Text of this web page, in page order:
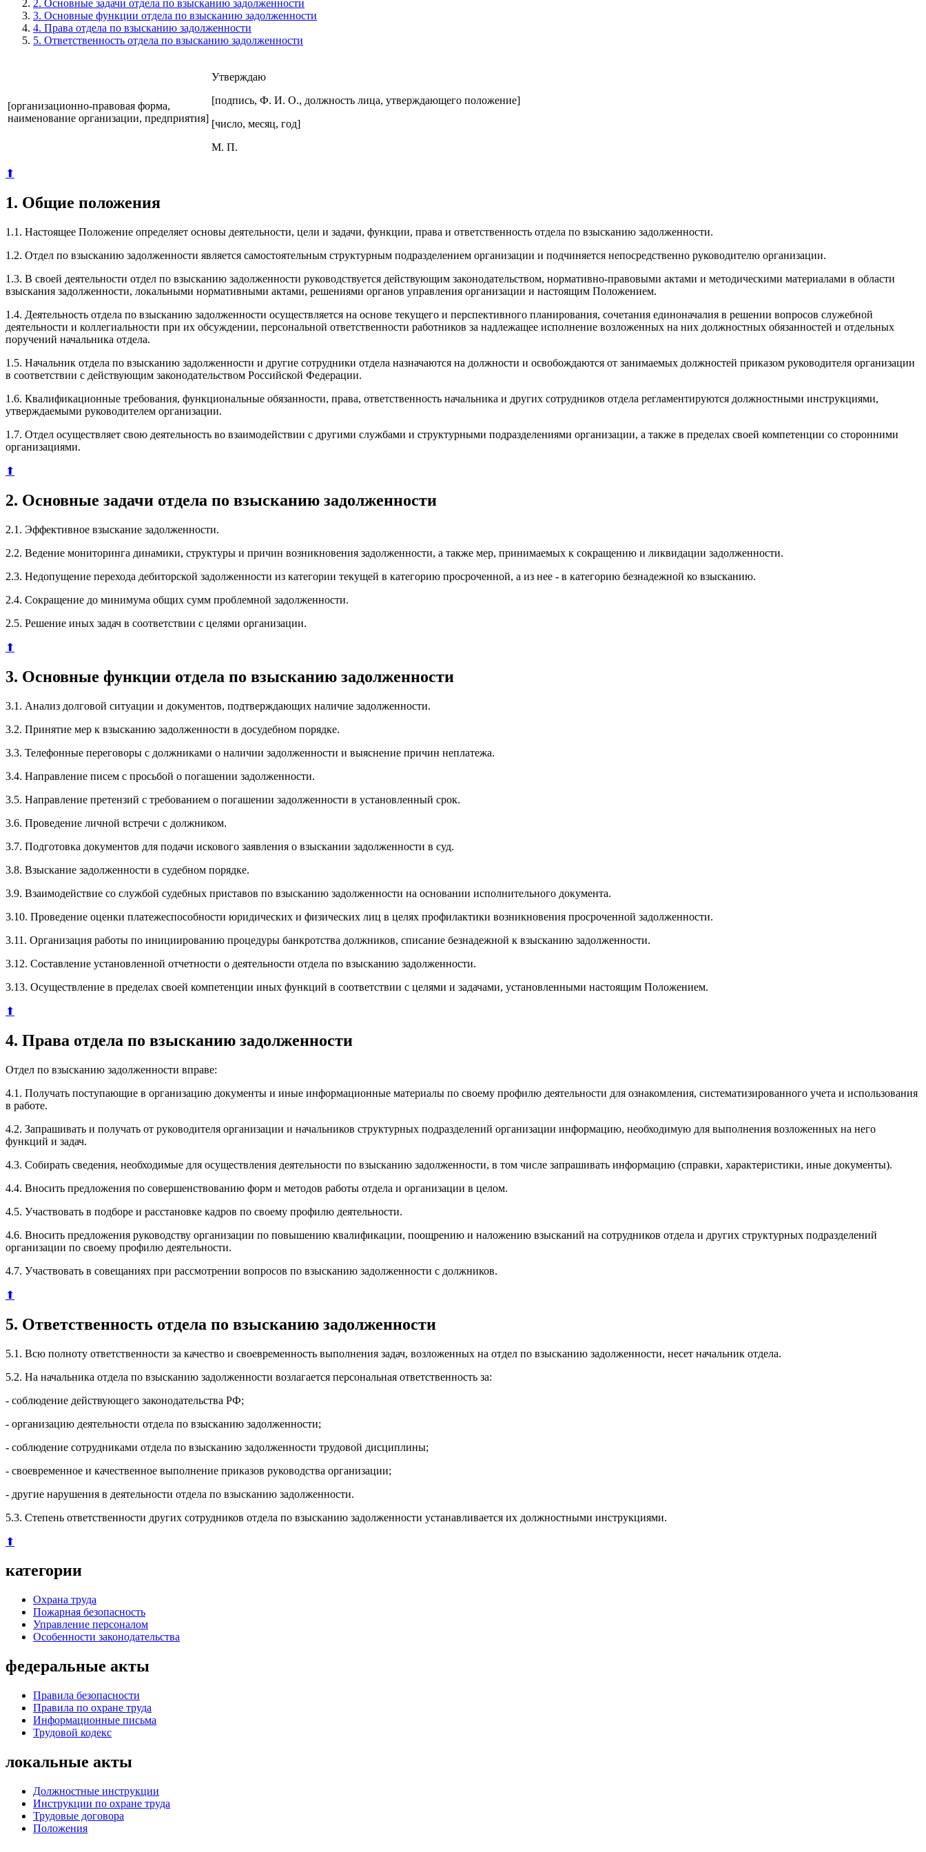
2. Основные задачи отдела по взысканию задолженности
3. Основные функции отдела по взысканию задолженности
4. Права отдела по взысканию задолженности
5. Ответственность отдела по взысканию задолженности
[организационно-правовая форма,
наименование организации, предприятия]
Утверждаю
[подпись, Ф. И. О., должность лица, утверждающего положение]
[число, месяц, год]
М. П.
⬆
1. Общие положения
1.1. Настоящее Положение определяет основы деятельности, цели и задачи, функции, права и ответственность отдела по взысканию задолженности.
1.2. Отдел по взысканию задолженности является самостоятельным структурным подразделением организации и подчиняется непосредственно руководителю организации.
1.3. В своей деятельности отдел по взысканию задолженности руководствуется действующим законодательством, нормативно-правовыми актами и методическими материалами в области
взыскания задолженности, локальными нормативными актами, решениями органов управления организации и настоящим Положением.
1.4. Деятельность отдела по взысканию задолженности осуществляется на основе текущего и перспективного планирования, сочетания единоначалия в решении вопросов служебной
деятельности и коллегиальности при их обсуждении, персональной ответственности работников за надлежащее исполнение возложенных на них должностных обязанностей и отдельных
поручений начальника отдела.
1.5. Начальник отдела по взысканию задолженности и другие сотрудники отдела назначаются на должности и освобождаются от занимаемых должностей приказом руководителя организации
в соответствии с действующим законодательством Российской Федерации.
1.6. Квалификационные требования, функциональные обязанности, права, ответственность начальника и других сотрудников отдела регламентируются должностными инструкциями,
утверждаемыми руководителем организации.
1.7. Отдел осуществляет свою деятельность во взаимодействии с другими службами и структурными подразделениями организации, а также в пределах своей компетенции со сторонними
организациями.
⬆
2. Основные задачи отдела по взысканию задолженности
2.1. Эффективное взыскание задолженности.
2.2. Ведение мониторинга динамики, структуры и причин возникновения задолженности, а также мер, принимаемых к сокращению и ликвидации задолженности.
2.3. Недопущение перехода дебиторской задолженности из категории текущей в категорию просроченной, а из нее - в категорию безнадежной ко взысканию.
2.4. Сокращение до минимума общих сумм проблемной задолженности.
2.5. Решение иных задач в соответствии с целями организации.
⬆
3. Основные функции отдела по взысканию задолженности
3.1. Анализ долговой ситуации и документов, подтверждающих наличие задолженности.
3.2. Принятие мер к взысканию задолженности в досудебном порядке.
3.3. Телефонные переговоры с должниками о наличии задолженности и выяснение причин неплатежа.
3.4. Направление писем с просьбой о погашении задолженности.
3.5. Направление претензий с требованием о погашении задолженности в установленный срок.
3.6. Проведение личной встречи с должником.
3.7. Подготовка документов для подачи искового заявления о взыскании задолженности в суд.
3.8. Взыскание задолженности в судебном порядке.
3.9. Взаимодействие со службой судебных приставов по взысканию задолженности на основании исполнительного документа.
3.10. Проведение оценки платежеспособности юридических и физических лиц в целях профилактики возникновения просроченной задолженности.
3.11. Организация работы по инициированию процедуры банкротства должников, списание безнадежной к взысканию задолженности.
3.12. Составление установленной отчетности о деятельности отдела по взысканию задолженности.
3.13. Осуществление в пределах своей компетенции иных функций в соответствии с целями и задачами, установленными настоящим Положением.
⬆
4. Права отдела по взысканию задолженности
Отдел по взысканию задолженности вправе:
4.1. Получать поступающие в организацию документы и иные информационные материалы по своему профилю деятельности для ознакомления, систематизированного учета и использования
в работе.
4.2. Запрашивать и получать от руководителя организации и начальников структурных подразделений организации информацию, необходимую для выполнения возложенных на него
функций и задач.
4.3. Собирать сведения, необходимые для осуществления деятельности по взысканию задолженности, в том числе запрашивать информацию (справки, характеристики, иные документы).
4.4. Вносить предложения по совершенствованию форм и методов работы отдела и организации в целом.
4.5. Участвовать в подборе и расстановке кадров по своему профилю деятельности.
4.6. Вносить предложения руководству организации по повышению квалификации, поощрению и наложению взысканий на сотрудников отдела и других структурных подразделений
организации по своему профилю деятельности.
4.7. Участвовать в совещаниях при рассмотрении вопросов по взысканию задолженности с должников.
⬆
5. Ответственность отдела по взысканию задолженности
5.1. Всю полноту ответственности за качество и своевременность выполнения задач, возложенных на отдел по взысканию задолженности, несет начальник отдела.
5.2. На начальника отдела по взысканию задолженности возлагается персональная ответственность за:
- соблюдение действующего законодательства РФ;
- организацию деятельности отдела по взысканию задолженности;
- соблюдение сотрудниками отдела по взысканию задолженности трудовой дисциплины;
- своевременное и качественное выполнение приказов руководства организации;
- другие нарушения в деятельности отдела по взысканию задолженности.
5.3. Степень ответственности других сотрудников отдела по взысканию задолженности устанавливается их должностными инструкциями.
⬆
категории
Охрана труда
Пожарная безопасность
Управление персоналом
Особенности законодательства
федеральные акты
Правила безопасности
Правила по охране труда
Информационные письма
Трудовой кодекс
локальные акты
Должностные инструкции
Инструкции по охране труда
Трудовые договора
Положения